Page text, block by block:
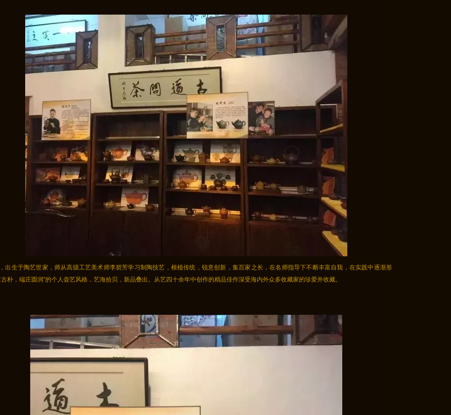
出生于陶艺世家，师从高级工艺美术师李碧芳学习制陶技艺，根植传统，锐意创新，集百家之长，在名师指导下不断丰富自我，在实践中逐渐形
古朴，端庄圆润”的个人壶艺风格，艺海拾贝，新品叠出。从艺四十余年中创作的精品佳作深受海内外众多收藏家的珍爱并收藏。